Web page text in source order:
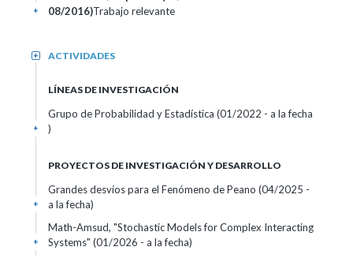
08/2016)Trabajo relevante
+
ACTIVIDADES
+
LÍNEAS DE INVESTIGACIÓN
Grupo de Probabilidad y Estadística (01/2022 - a la fecha
)
+
PROYECTOS DE INVESTIGACIÓN Y DESARROLLO
Grandes desvíos para el Fenómeno de Peano (04/2025 -
a la fecha)
+
Math-Amsud, "Stochastic Models for Complex Interacting
Systems" (01/2026 - a la fecha)
+